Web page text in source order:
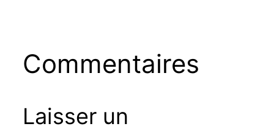
Commentaires
Laisser un